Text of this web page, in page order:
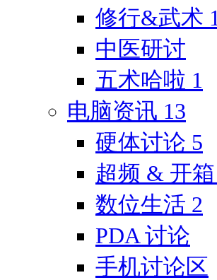
修行&武术 1
中医研讨
五术哈啦 1
电脑资讯 13
硬体讨论 5
超频 & 开箱
数位生活 2
PDA 讨论
手机讨论区